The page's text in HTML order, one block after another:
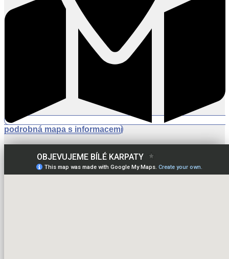
podrobná mapa s informacemi